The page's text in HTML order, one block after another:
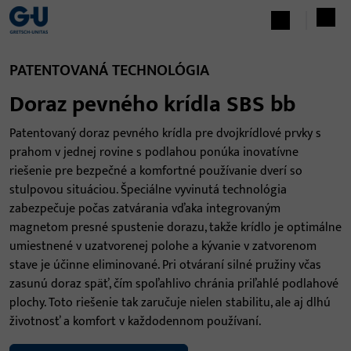
PATENTOVANÁ TECHNOLÓGIA
Doraz pevného krídla SBS bb
Patentovaný doraz pevného krídla pre dvojkrídlové prvky s
prahom v jednej rovine s podlahou ponúka inovatívne
riešenie pre bezpečné a komfortné používanie dverí so
stulpovou situáciou. Špeciálne vyvinutá technológia
zabezpečuje počas zatvárania vďaka integrovaným
magnetom presné spustenie dorazu, takže krídlo je optimálne
umiestnené v uzatvorenej polohe a kývanie v zatvorenom
stave je účinne eliminované. Pri otváraní silné pružiny včas
zasunú doraz späť, čím spoľahlivo chránia priľahlé podlahové
plochy. Toto riešenie tak zaručuje nielen stabilitu, ale aj dlhú
životnosť a komfort v každodennom používaní.